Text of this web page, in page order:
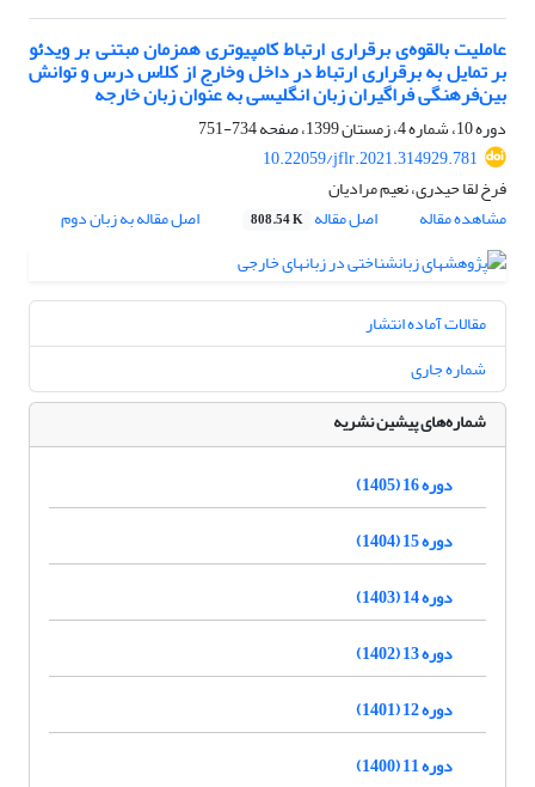
عاملیت بالقوه‌ی برقراری ارتباط کامپیوتری‌ همزمان مبتنی بر ویدئو
بر تمایل به برقراری ارتباط در داخل وخارج از کلاس درس و توانش
بین‌فرهنگی فراگیران زبان انگلیسی به ‌عنوان زبان خارجه
دوره 10، شماره 4، زمستان 1399، صفحه
734-751
10.22059/jflr.2021.314929.781
فرخ لقا حیدری، نعیم مرادیان
مشاهده مقاله
اصل مقاله 808.54 K اصل مقاله به زبان دوم
مقالات آماده انتشار
شماره جاری
شماره‌های پیشین نشریه
دوره 16 (1405)
دوره 15 (1404)
دوره 14 (1403)
دوره 13 (1402)
دوره 12 (1401)
دوره 11 (1400)